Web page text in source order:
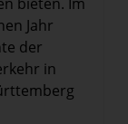
bieten. Im
Jahr
der
in